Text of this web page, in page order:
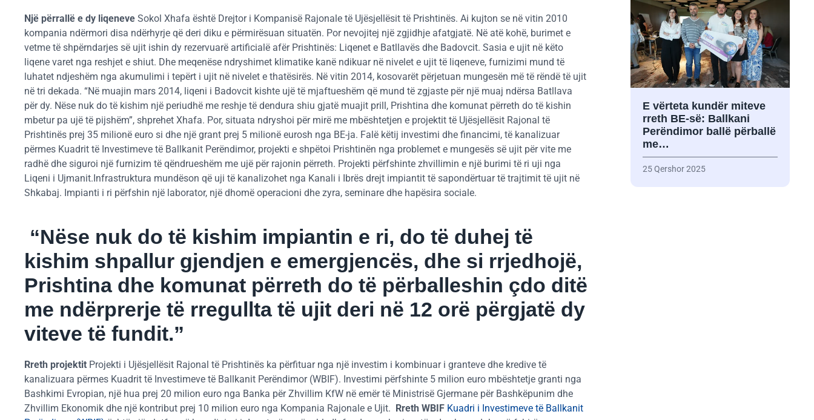
Një përrallë e dy liqeneve Sokol Xhafa është Drejtor i Kompanisë Rajonale të Ujësjellësit të Prishtinës. Ai kujton se në vitin 2010
kompania ndërmori disa ndërhyrje që deri diku e përmirësuan situatën. Por nevojitej një zgjidhje afatgjatë. Në atë kohë, burimet e
vetme të shpërndarjes së ujit ishin dy rezervuarë artificialë afër Prishtinës: Liqenet e Batllavës dhe Badovcit. Sasia e ujit në këto
liqene varet nga reshjet e shiut. Dhe meqenëse ndryshimet klimatike kanë ndikuar në nivelet e ujit të liqeneve, furnizimi mund të
luhatet ndjeshëm nga akumulimi i tepërt i ujit në nivelet e thatësirës. Në vitin 2014, kosovarët përjetuan mungesën më të rëndë të ujit
në tri dekada. “Në muajin mars 2014, liqeni i Badovcit kishte ujë të mjaftueshëm që mund të zgjaste për një muaj ndërsa Batllava
për dy. Nëse nuk do të kishim një periudhë me reshje të dendura shiu gjatë muajit prill, Prishtina dhe komunat përreth do të kishin
mbetur pa ujë të pijshëm”, shprehet Xhafa. Por, situata ndryshoi për mirë me mbështetjen e projektit të Ujësjellësit Rajonal të
Prishtinës prej 35 milionë euro si dhe një grant prej 5 milionë eurosh nga BE-ja. Falë këtij investimi dhe financimi, të kanalizuar
përmes Kuadrit të Investimeve të Ballkanit Perëndimor, projekti e shpëtoi Prishtinën nga problemet e mungesës së ujit për vite me
radhë dhe siguroi një furnizim të qëndrueshëm me ujë për rajonin përreth. Projekti përfshinte zhvillimin e një burimi të ri uji nga
Liqeni i Ujmanit.Infrastruktura mundëson që uji të kanalizohet nga Kanali i Ibrës drejt impiantit të sapondërtuar të trajtimit të ujit në
Shkabaj. Impianti i ri përfshin një laborator, një dhomë operacioni dhe zyra, seminare dhe hapësira sociale.
“Nëse nuk do të kishim impiantin e ri, do të duhej të
kishim shpallur gjendjen e emergjencës, dhe si rrjedhojë,
Prishtina dhe komunat përreth do të përballeshin çdo ditë
me ndërprerje të rregullta të ujit deri në 12 orë përgjatë dy
viteve të fundit.”
Rreth projektit Projekti i Ujësjellësit Rajonal të Prishtinës ka përfituar nga një investim i kombinuar i granteve dhe kredive të
kanalizuara përmes Kuadrit të Investimeve të Ballkanit Perëndimor (WBIF). Investimi përfshinte 5 milion euro mbështetje granti nga
Bashkimi Evropian, një hua prej 20 milion euro nga Banka për Zhvillim KfW në emër të Ministrisë Gjermane për Bashkëpunim dhe
Zhvillim Ekonomik dhe një kontribut prej 10 milion euro nga Kompania Rajonale e Ujit.
Rreth WBIF Kuadri i Investimeve të Ballkanit
E vërteta kundër miteve
rreth BE-së: Ballkani
Perëndimor ballë përballë
me…
25 Qershor 2025